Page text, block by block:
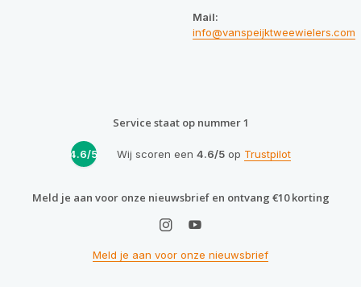
Mail:
info@vanspeijktweewielers.com
Service staat op nummer 1
4.6/5 Wij scoren een 4.6/5op Trustpilot
Meld je aan voor onze nieuwsbrief en ontvang €10 korting
Meld je aan voor onze nieuwsbrief